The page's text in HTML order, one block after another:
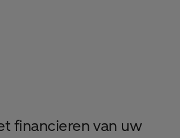
financieren van uw